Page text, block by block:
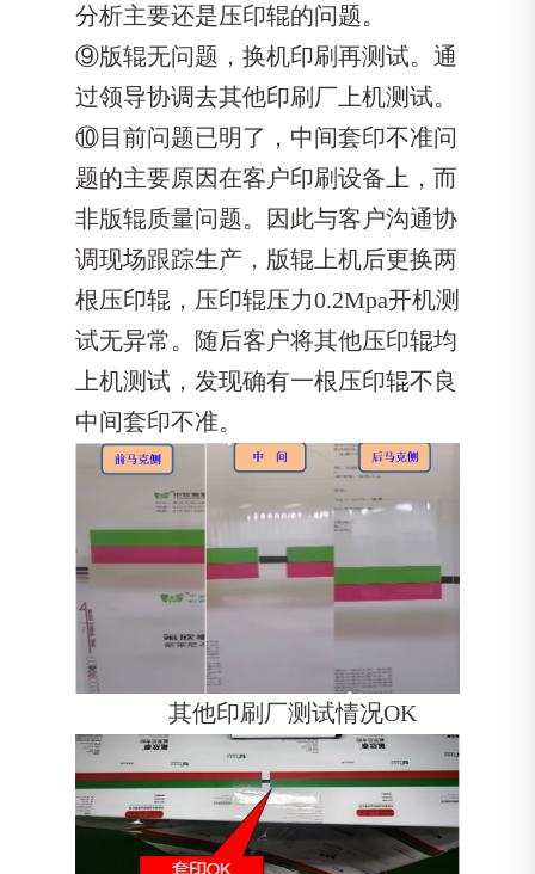
分析主要还是压印辊的问题。
⑨版辊无问题，换机印刷再测试。通
过领导协调去其他印刷厂上机测试。
⑩目前问题已明了，中间套印不准问
题的主要原因在客户印刷设备上，而
非版辊质量问题。因此与客户沟通协
调现场跟踪生产，版辊上机后更换两
根压印辊，压印辊压力0.2Mpa开机测
试无异常。随后客户将其他压印辊均
上机测试，发现确有一根压印辊不良
中间套印不准。
其他印刷厂测试情况OK